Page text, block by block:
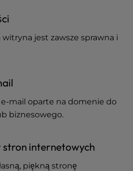
witryna jest zawsze sprawna i
e-mail oparte na domenie do
biznesowego.
internetowych
piękną stronę